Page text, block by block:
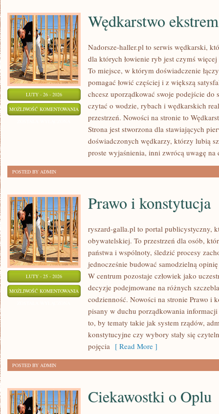
LUTY - 26 - 2026
MOŻLIWOŚĆ KOMENTOWANIA WĘDKARSTWO
EKSTREMALNE
Wędkarstwo
Nadorsze-haller.pl to serwis wędkarski,
dla których łowienie ryb jest czymś
To miejsce, w którym doświadczenie
pomagać łowić częściej i z większą
chcesz uporządkować swoje podejście
czytać o wodzie, rybach i wędkarskich
przestrzeń. Nowości na stronie to
Strona jest stworzona dla stawiających
doświadczonych wędkarzy, którzy lubią
proste wyjaśnienia, inni zwrócą uwagę
POSTED BY ADMIN
LUTY - 25 - 2026
MOŻLIWOŚĆ KOMENTOWANIA PRAWO
KONSTYTUCJA
Prawo i konstytucja
ryszard-galla.pl to portal publicystyczny,
obywatelskiej. To przestrzeń dla osób,
państwa i wspólnoty, śledzić procesy
jednocześnie budować samodzielną
W centrum pozostaje człowiek jako
decyzje podejmowane na różnych
codzienność. Nowości na stronie Prawo i
pisany w duchu porządkowania informacji
to, by tematy takie jak system rządów,
konstytucyjne czy wybory stały się
pojęcia [ Read More ]
POSTED BY ADMIN
Ciekawostki o Oplu